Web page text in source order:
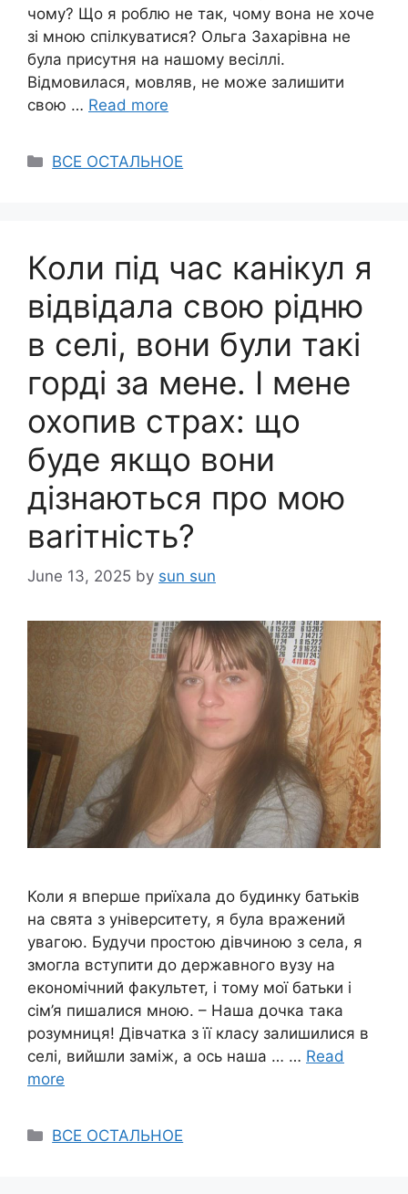
чому? Що я роблю не так, чому вона не хоче
зі мною спілкуватися? Ольга Захарівна не
була присутня на нашому весіллі.
Відмовилася, мовляв, не може залишити
свою … Read more
Categories
ВСЕ ОСТАЛЬНОЕ
Коли під час канікул я
відвідала свою рідню
в селі, вони були такі
горді за мене. І мене
охопив страх: що
буде якщо вони
дізнаються про мою
ваrітність?
June 13, 2025 by sun sun
Коли я вперше приїхала до будинку батьків
на свята з університету, я була вражений
увагою. Будучи простою дівчиною з села, я
змогла вступити до державного вузу на
економічний факультет, і тому мої батьки і
сім’я пишалися мною. – Наша дочка така
розумниця! Дівчатка з її класу залишилися в
селі, вийшли заміж, а ось наша … … Read
more
Categories
ВСЕ ОСТАЛЬНОЕ